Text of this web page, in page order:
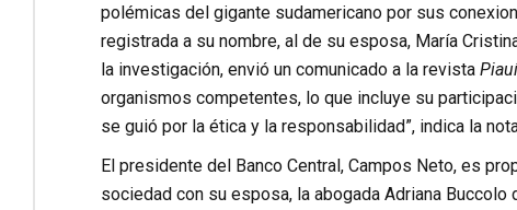
polémicas del gigante sudamericano por sus
registrada a su nombre, al de su esposa, María
la investigación, envió un comunicado a la revista
organismos competentes, lo que incluye su
se guió por la ética y la responsabilidad”, indica la
El presidente del Banco Central, Campos Neto, es
sociedad con su esposa, la abogada Adriana